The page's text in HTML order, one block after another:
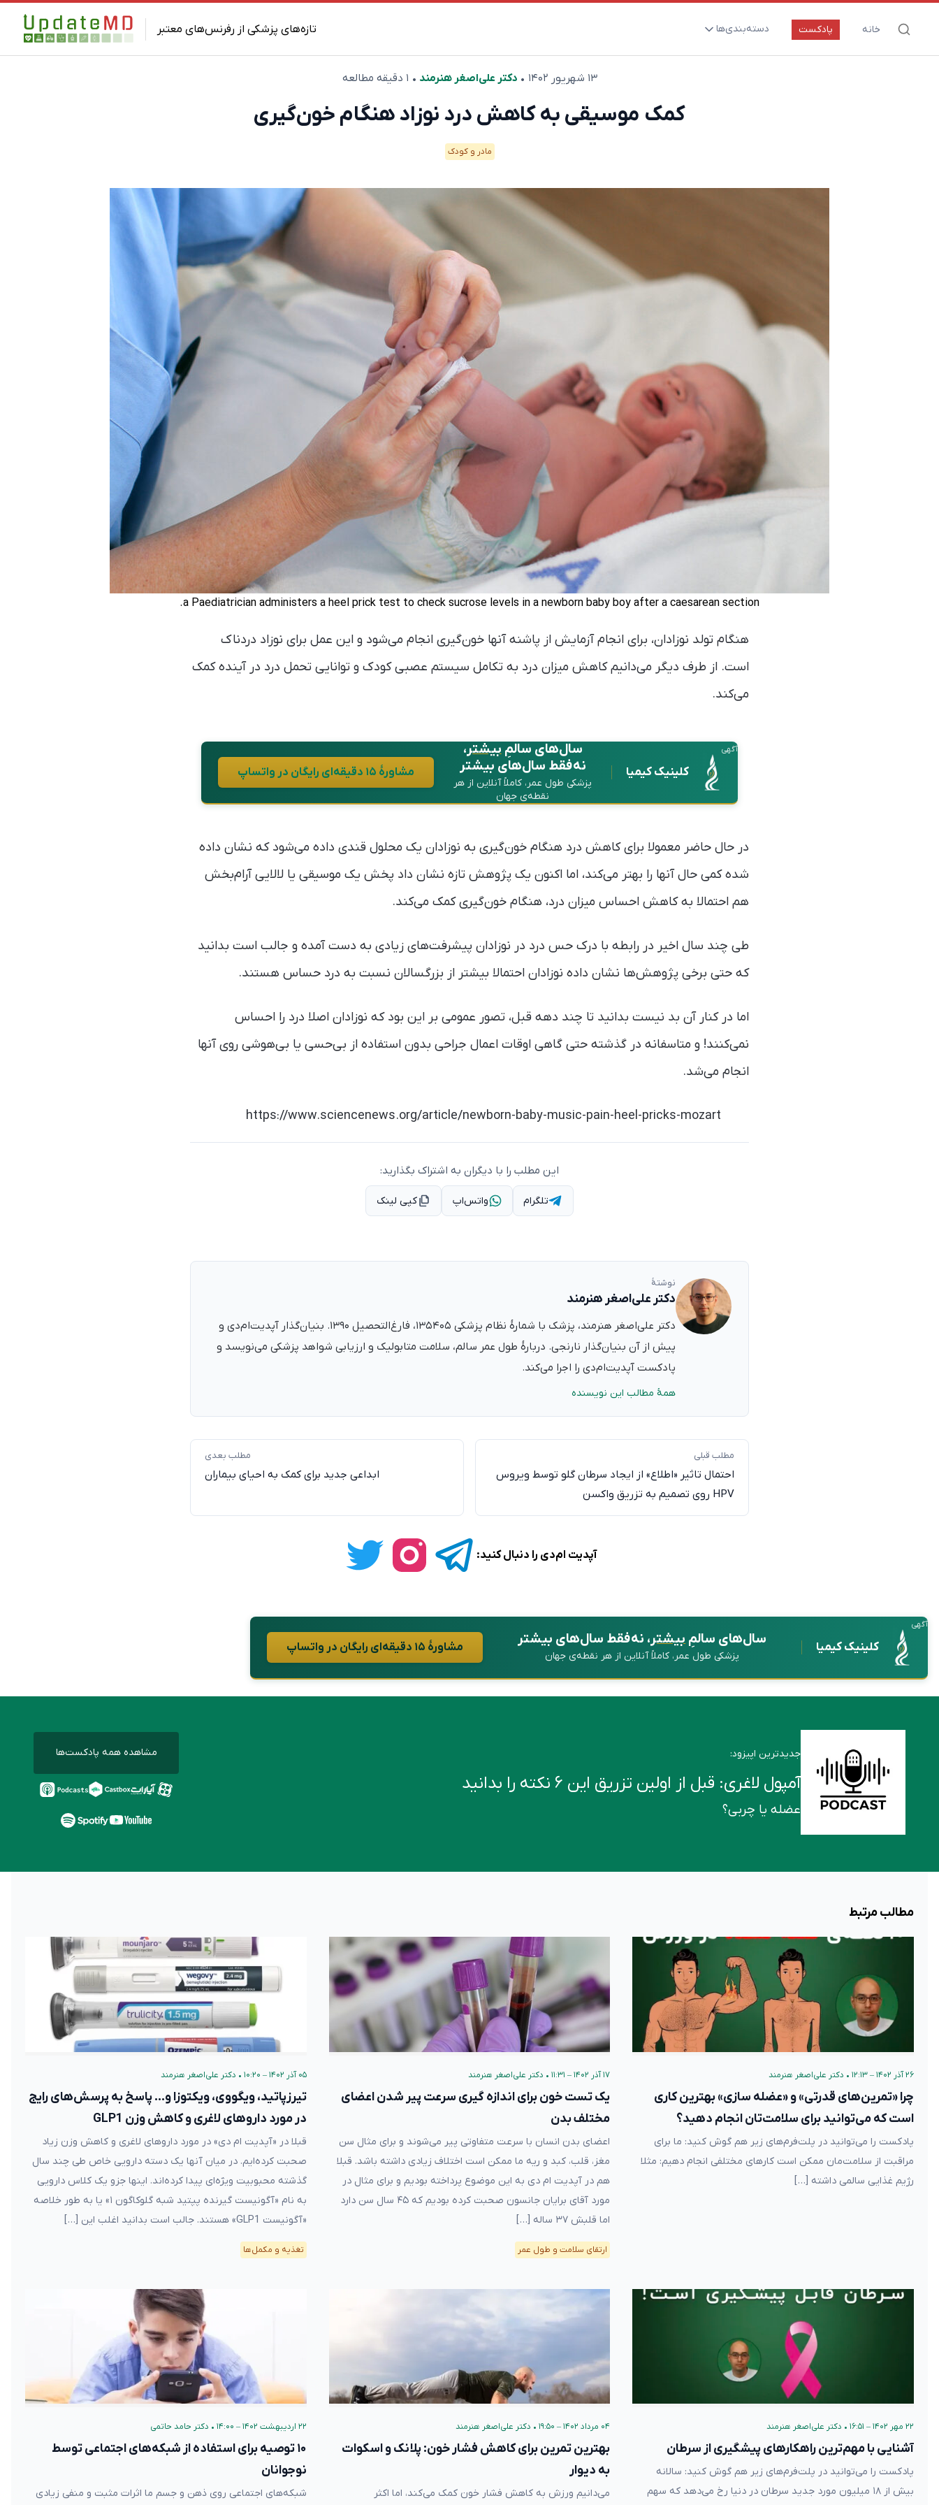
تازه‌های پزشکی از رفرنس‌های معتبر خانه پادکست دسته‌بندی‌ها
ارتقای سلامت و طول عمر
پزشکی مبتنی بر شواهد
۱۳ شهریور ۱۴۰۲ •دکتر علی‌اصغر هنرمند • ۱ دقیقه مطالعه
کمک موسیقی به کاهش درد نوزاد هنگام خون‌گیری
مادر و کودک
a Paediatrician administers a heel prick test to check sucrose levels in a newborn baby boy after a caesarean section.
هنگام تولد نوزادان، برای انجام آزمایش از پاشنه آنها خون‌گیری انجام می‌شود و این عمل برای نوزاد دردناک
است. از طرف دیگر می‌دانیم کاهش میزان درد به تکامل سیستم عصبی کودک و توانایی تحمل درد در آینده کمک
می‌کند.
آگهی
کلینیک کیمیا
سال‌های سالمِبیشتر،
نه فقط سال‌های بیشتر
پزشکی طول عمر، کاملاً آنلاین از هر
نقطه‌ی جهان
مشاورهٔ ۱۵ دقیقه‌ای رایگان در واتساپ
در حال حاضر معمولا برای کاهش درد هنگام خون‌گیری به نوزادان یک محلول قندی داده می‌شود که نشان داده
شده کمی حال‌ آنها را بهتر می‌کند، اما اکنون یک پژوهش تازه نشان داد پخش یک موسیقی یا لالایی آرام‌بخش
هم احتمالا به کاهش احساس میزان درد، هنگام خون‌گیری کمک می‌کند.
طی چند سال اخیر در رابطه با درک حس درد در نوزادان پیشرفت‌های زیادی به دست آمده و جالب است بدانید
که حتی برخی پژوهش‌ها نشان داده نوزادان احتمالا بیشتر از بزرگسالان نسبت به درد حساس هستند.
اما در کنار آن بد نیست بدانید تا چند دهه قبل، تصور عمومی بر این بود که نوزادان اصلا درد را احساس
نمی‌کنند! و متاسفانه در گذشته حتی گاهی اوقات اعمال جراحی بدون استفاده از بی‌حسی یا بی‌هوشی روی آنها
انجام می‌شد.
https://www.sciencenews.org/article/newborn-baby-music-pain-heel-pricks-mozart
این مطلب را با دیگران به اشتراک بگذارید:
تلگرام واتس‌اپ کپی لینک
نوشتهٔ
دکتر علی‌اصغر هنرمند
دکتر علی‌اصغر هنرمند، پزشک با شمارهٔ نظام پزشکی ۱۳۵۴۰۵، فارغ‌التحصیل ۱۳۹۰. بنیان‌گذار آپدیت‌ام‌دی و
پیش از آن بنیان‌گذار نارنجی. دربارهٔ طول عمر سالم، سلامت متابولیک و ارزیابی شواهد پزشکی می‌نویسد و
پادکست آپدیت‌ام‌دی را اجرا می‌کند.
همهٔ مطالب این نویسنده
مطلب قبلی
احتمال تاثیر «اطلاع» از ایجاد سرطان گلو توسط ویروس
HPV روی تصمیم به تزریق واکسن
مطلب بعدی
ابداعی جدید برای کمک به احیای بیماران
آپدیت ام‌دی را دنبال کنید:
آگهی
کلینیک کیمیا سال‌های سالمِبیشتر، نه فقط سال‌های بیشتر
پزشکی طول عمر، کاملاً آنلاین از هر نقطه‌ی جهان
مشاورهٔ ۱۵ دقیقه‌ای رایگان در واتساپ
جدیدترین اپیزود:
آمپول لاغری: قبل از اولین تزریق این ۶ نکته را بدانید
عضله یا چربی؟
مشاهده همه پادکست‌ها
مطالب مرتبط
۲۶ آذر ۱۴۰۲ – ۱۲:۱۳ • دکتر علی‌اصغر هنرمند
چرا «تمرین‌های قدرتی» و «عضله سازی» بهترین کاری
است که می‌توانید برای سلامت‌تان انجام دهید؟
پادکست را می‌توانید در پلت‌فرم‌های زیر هم گوش کنید: ما برای
مراقبت از سلامت‌مان ممکن است کارهای مختلفی انجام دهیم: مثلا
رژیم غذایی سالمی داشته […]
۱۷ آذر ۱۴۰۲ – ۱۱:۳۱ • دکتر علی‌اصغر هنرمند
یک تست خون برای اندازه گیری سرعت پیر شدن اعضای
مختلف بدن
اعضای بدن انسان با سرعت متفاوتی پیر می‌شوند و برای مثال سن
مغز، قلب، کبد و ریه ما ممکن است اختلاف زیادی داشته باشد. قبلا
هم در آپدیت ام دی به این موضوع پرداخته بودیم و برای مثال در
مورد آقای برایان جانسون صحبت کرده‌ بودیم که ۴۵ سال سن دارد
اما قلبش ۳۷ ساله […]
ارتقای سلامت و طول عمر
۰۵ آذر ۱۴۰۲ – ۱۰:۲۰ • دکتر علی‌اصغر هنرمند
تیرزپاتید، ویگووی، ویکتوزا و… پاسخ به پرسش‌های رایج
در مورد داروهای لاغری و کاهش وزن GLP1
قبلا در «آپدیت ام دی» در مورد داروهای لاغری و کاهش وزن زیاد
صحبت کرده‌ایم. در میان آنها یک دسته دارویی خاص طی چند سال
گذشته محبوبیت ویژه‌ای پیدا کرده‌اند. اینها جزو یک کلاس دارویی
به نام «آگونیست گیرنده پپتید شبه گلوکاگون ۱» یا به طور خلاصه
«آگونیست GLP1» هستند. جالب است بدانید اغلب این […]
تغذیه و مکمل‌ها
۲۲ مهر ۱۴۰۲ – ۱۶:۵۱ • دکتر علی‌اصغر هنرمند
آشنایی با مهم‌ترین راهکارهای پیشگیری از سرطان
پادکست را می‌توانید در پلت‌فرم‌های زیر هم گوش کنید: سالانه
بیش از ۱۸ میلیون مورد جدید سرطان در دنیا رخ می‌دهد که سهم
۰۴ مرداد ۱۴۰۲ – ۱۹:۵۰ • دکتر علی‌اصغر هنرمند
بهترین تمرین‌ برای کاهش فشار خون: پلانک و اسکوات
به دیوار
می‌دانیم ورزش به کاهش فشار خون کمک می‌کند، اما اکثر
۲۲ اردیبهشت ۱۴۰۲ – ۱۴:۰۰ • دکتر حامد حاتمی
۱۰ توصیه برای استفاده از شبکه‌های اجتماعی توسط
نوجوانان
شبکه‌های اجتماعی روی ذهن و جسم ما اثرات مثبت و منفی زیادی